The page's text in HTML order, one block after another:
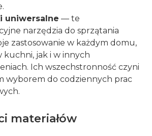
uniwersalne — te
narzędzia do sprzątania
zastosowanie w każdym domu,
kuchni, jak i w innych
Ich wszechstronność czyni
wyborem do codziennych prac
materiałów